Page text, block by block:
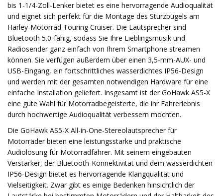
bis 1-1/4-Zoll-Lenker bietet es eine hervorragende Audioqualität
und eignet sich perfekt für die Montage des Sturzbügels am
Harley-Motorrad Touring Cruiser. Die Lautsprecher sind
Bluetooth 5.0-fähig, sodass Sie Ihre Lieblingsmusik und
Radiosender ganz einfach von Ihrem Smartphone streamen
können. Sie verfügen außerdem über einen 3,5-mm-AUX- und
USB-Eingang, ein fortschrittliches wasserdichtes IP56-Design
und werden mit der gesamten notwendigen Hardware für eine
einfache Installation geliefert. Insgesamt ist der GoHawk AS5-X
eine gute Wahl für Motorradbegeisterte, die ihr Fahrerlebnis
durch hochwertige Audioqualität verbessern möchten.
Die GoHawk AS5-X All-in-One-Stereolautsprecher für
Motorräder bieten eine leistungsstarke und praktische
Audiolösung für Motorradfahrer. Mit seinem eingebauten
Verstärker, der Bluetooth-Konnektivität und dem wasserdichten
IP56-Design bietet es hervorragende Klangqualität und
Vielseitigkeit. Zwar gibt es einige Bedenken hinsichtlich der